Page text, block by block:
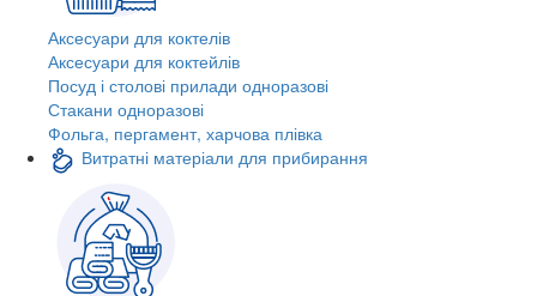
Аксесуари для коктелів
Аксесуари для коктейлів
Посуд і столові прилади одноразові
Стакани одноразові
Фольга, пергамент, харчова плівка
Витратні матеріали для прибирання